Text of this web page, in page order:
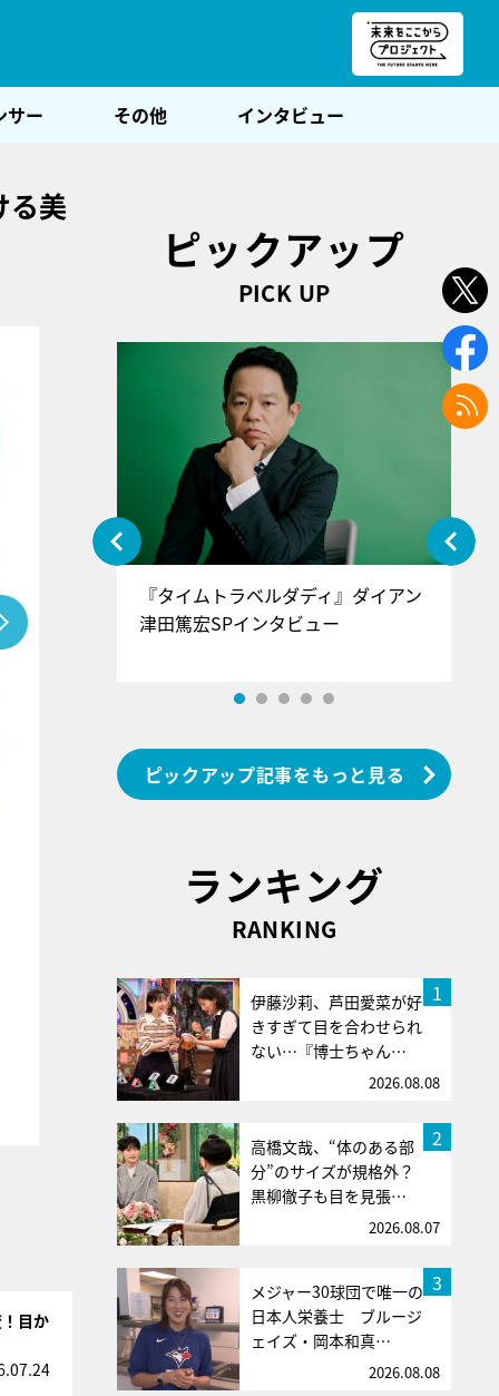
サー その他 インタビュー
る美
目か
ピックアップ
PICK UP
』＝LOV
インタ
『タイムトラベルダディ』ダイアン
津田篤宏SPインタビュー
ピックアップ記事をもっと見る
ランキング
RANKING
1
伊藤沙莉、芦田愛菜が好
きすぎて目を合わせられ
ない…『博士ちゃん…
2026.08.08
2
高橋文哉、“体のある部
分”のサイズが規格外？
黒柳徹子も目を見張…
2026.08.07
3
メジャー30球団で唯一の
日本人栄養士 ブルージ
ェイズ・岡本和真…
2026.08.08